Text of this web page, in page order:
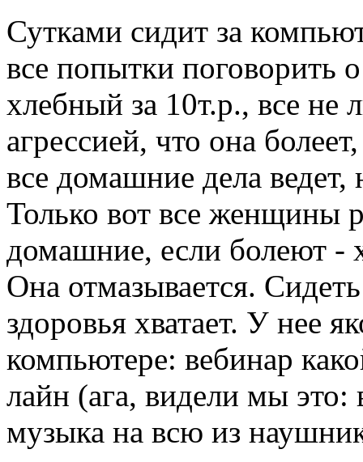
Сутками сидит за
все попытки поговорить
хлебный за 10т.р., все не
агрессией, что она
все домашние дела ведет,
Только вот все женщины
домашние, если болеют -
Она отмазывается.
здоровья хватает. У нее
компьютере: вебинар
лайн (ага, видели мы это:
музыка на всю из